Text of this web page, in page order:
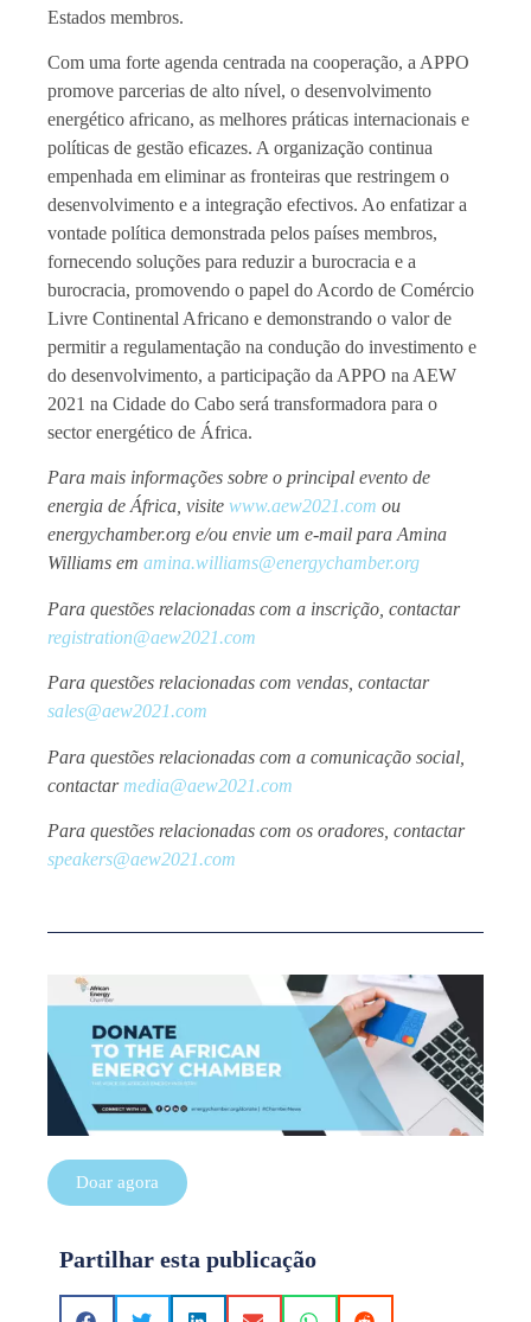
Estados membros.
Com uma forte agenda centrada na cooperação, a APPO
promove parcerias de alto nível, o desenvolvimento
energético africano, as melhores práticas internacionais e
políticas de gestão eficazes. A organização continua
empenhada em eliminar as fronteiras que restringem o
desenvolvimento e a integração efectivos. Ao enfatizar a
vontade política demonstrada pelos países membros,
fornecendo soluções para reduzir a burocracia e a
burocracia, promovendo o papel do Acordo de Comércio
Livre Continental Africano e demonstrando o valor de
permitir a regulamentação na condução do investimento e
do desenvolvimento, a participação da APPO na AEW
2021 na Cidade do Cabo será transformadora para o
sector energético de África.
Para mais informações sobre o principal evento de
energia de África, visite www.aew2021.com ou
energychamber.org e/ou envie um e-mail para Amina
Williams em amina.williams@energychamber.org
Para questões relacionadas com a inscrição, contactar
registration@aew2021.com
Para questões relacionadas com vendas, contactar
sales@aew2021.com
Para questões relacionadas com a comunicação social,
contactar media@aew2021.com
Para questões relacionadas com os oradores, contactar
speakers@aew2021.com
Doar agora
Partilhar esta publicação